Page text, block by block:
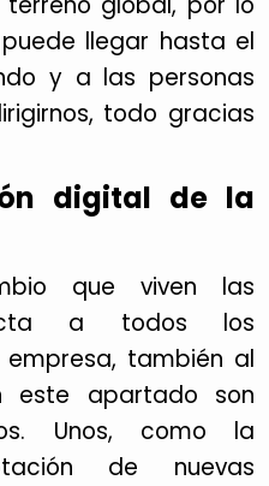
llegar hasta el
y a las personas
todo gracias
digital de la
que viven las
a todos los
también al
este apartado son
Unos, como la
de nuevas